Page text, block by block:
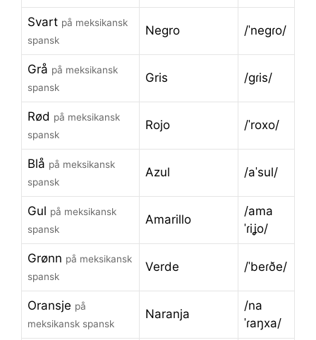
Svart på meksikansk
spansk
Negro /ˈneɡɾo/
Grå på meksikansk
spansk
Gris /ɡɾis/
Rød på meksikansk
spansk
Rojo /ˈroxo/
Blå på meksikansk
spansk
Azul /aˈsul/
Gul på meksikansk
spansk
Amarillo
/ama
ˈɾiʝo/
Grønn på meksikansk
spansk
Verde /ˈbeɾðe/
Oransje på
meksikansk spansk
Naranja
/na
ˈɾaŋxa/